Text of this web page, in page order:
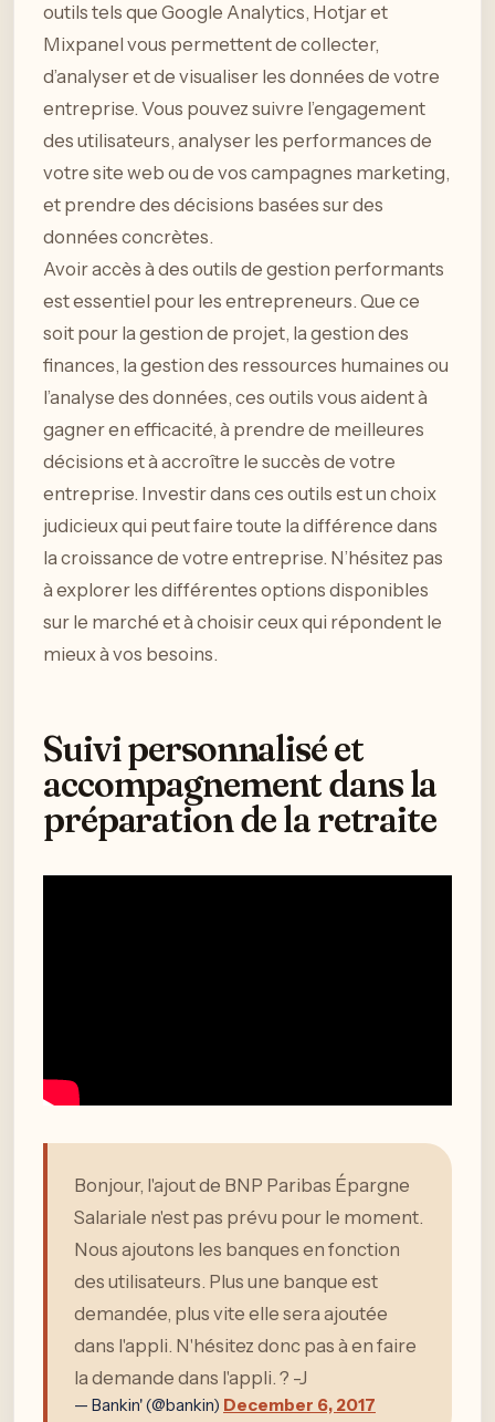
outils tels que Google Analytics, Hotjar et
Mixpanel vous permettent de collecter,
d’analyser et de visualiser les données de votre
entreprise. Vous pouvez suivre l’engagement
des utilisateurs, analyser les performances de
votre site web ou de vos campagnes marketing,
et prendre des décisions basées sur des
données concrètes.
Avoir accès à des outils de gestion performants
est essentiel pour les entrepreneurs. Que ce
soit pour la gestion de projet, la gestion des
finances, la gestion des ressources humaines ou
l’analyse des données, ces outils vous aident à
gagner en efficacité, à prendre de meilleures
décisions et à accroître le succès de votre
entreprise. Investir dans ces outils est un choix
judicieux qui peut faire toute la différence dans
la croissance de votre entreprise. N’hésitez pas
à explorer les différentes options disponibles
sur le marché et à choisir ceux qui répondent le
mieux à vos besoins.
Suivi personnalisé et
accompagnement dans la
préparation de la retraite
Bonjour, l'ajout de BNP Paribas Épargne
Salariale n'est pas prévu pour le moment.
Nous ajoutons les banques en fonction
des utilisateurs. Plus une banque est
demandée, plus vite elle sera ajoutée
dans l'appli. N'hésitez donc pas à en faire
la demande dans l'appli. ? -J
— Bankin' (@bankin) December 6, 2017